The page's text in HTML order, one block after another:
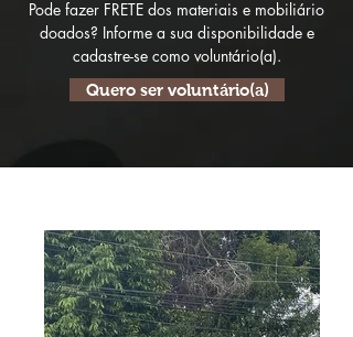
Pode fazer FRETE dos materiais e mobiliário
doados? Informe a sua disponibilidade e
cadastre-se como voluntário(a).
Quero ser voluntário(a)